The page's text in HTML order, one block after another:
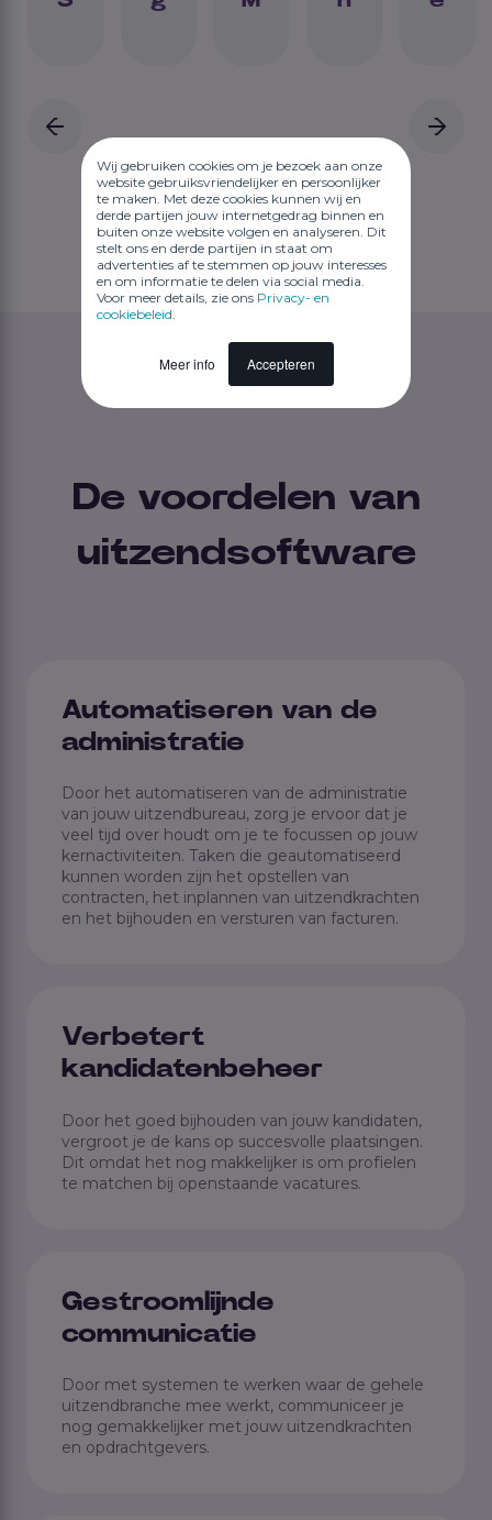
Wij gebruiken cookies om je bezoek aan onze
website gebruiksvriendelijker en persoonlijker
te maken. Met deze cookies kunnen wij en
derde partijen jouw internetgedrag binnen en
buiten onze website volgen en analyseren. Dit
stelt ons en derde partijen in staat om
advertenties af te stemmen op jouw interesses
en om informatie te delen via social media.
Voor meer details, zie ons Privacy- en
cookiebeleid.
Meer info Accepteren
De voordelen van
uitzendsoftware
Automatiseren van de
administratie
Door het automatiseren van de administratie
van jouw uitzendbureau, zorg je ervoor dat je
veel tijd over houdt om je te focussen op jouw
kernactiviteiten. Taken die geautomatiseerd
kunnen worden zijn het opstellen van
contracten, het inplannen van uitzendkrachten
en het bijhouden en versturen van facturen.
Verbetert
kandidatenbeheer
Door het goed bijhouden van jouw kandidaten,
vergroot je de kans op succesvolle plaatsingen.
Dit omdat het nog makkelijker is om profielen
te matchen bij openstaande vacatures.
Gestroomlijnde
communicatie
Door met systemen te werken waar de gehele
uitzendbranche mee werkt, communiceer je
nog gemakkelijker met jouw uitzendkrachten
en opdrachtgevers.